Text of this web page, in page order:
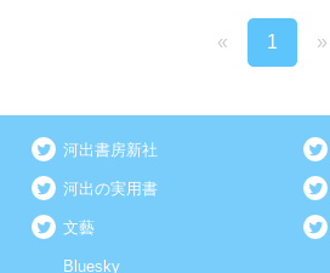
« 1 »
河出書房新社
河出の実用書
文藝
Bluesky